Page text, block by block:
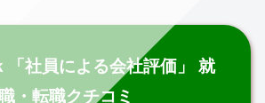
社員による会社評価」 就
・転職クチコミ